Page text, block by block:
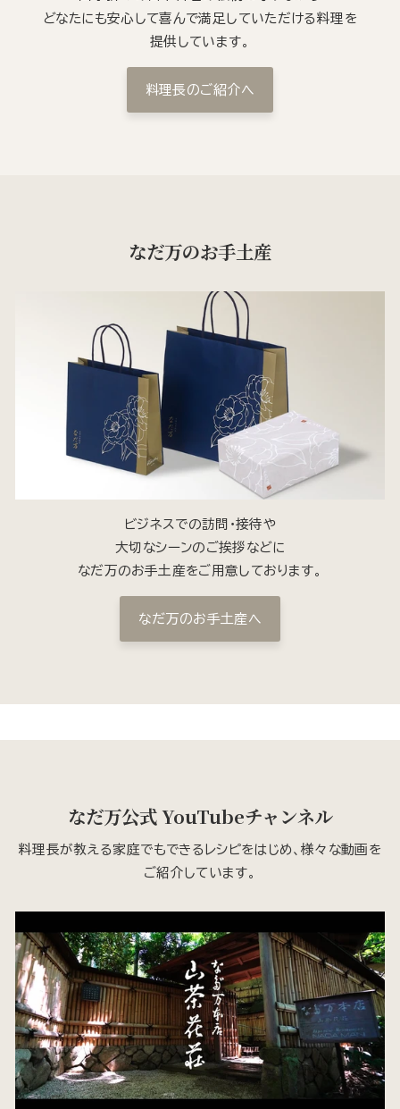
どなたにも安心して喜んで満足していただける料理を
提供しています。
料理長のご紹介へ
なだ万のお手土産
ビジネスでの訪問・接待や
大切なシーンのご挨拶などに
なだ万のお手土産をご用意しております。
なだ万のお手土産へ
なだ万公式 YouTubeチャンネル
料理長が教える家庭でもできるレシピをはじめ、様々な動画を
ご紹介しています。